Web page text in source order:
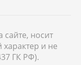
носит
и не
ГК РФ).